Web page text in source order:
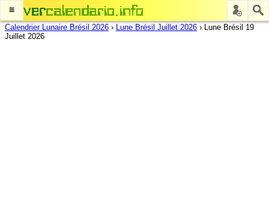
≡
Calendrier Lunaire Brésil 2026 › Lune Brésil Juillet 2026 › Lune Brésil 19
Juillet 2026